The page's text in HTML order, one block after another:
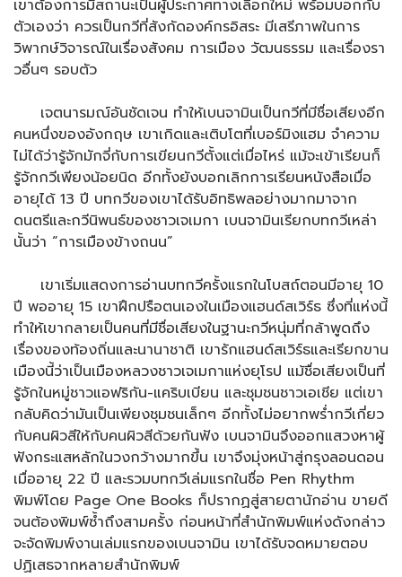
เขาต้องการมีสถานะเป็นผู้ประกาศทางเลือกใหม่ พร้อมบอกกับ
ตัวเองว่า ควรเป็นกวีที่สังกัดองค์กรอิสระ มีเสรีภาพในการ
วิพากษ์วิจารณ์ในเรื่องสังคม การเมือง วัฒนธรรม และเรื่องรา
วอื่นๆ รอบตัว
เจตนารมณ์อันชัดเจน ทำให้เบนจามินเป็นกวีที่มีชื่อเสียงอีก
คนหนึ่งของอังกฤษ เขาเกิดและเติบโตที่เบอร์มิงแฮม จำความ
ไม่ได้ว่ารู้จักมักจี่กับการเขียนกวีตั้งแต่เมื่อไหร่ แม้จะเข้าเรียนก็
รู้จักกวีเพียงน้อยนิด อีกทั้งยังบอกเลิกการเรียนหนังสือเมื่อ
อายุได้ 13 ปี บทกวีของเขาได้รับอิทธิพลอย่างมากมาจาก
ดนตรีและกวีนิพนธ์ของชาวเจเมกา เบนจามินเรียกบทกวีเหล่า
นั้นว่า “การเมืองข้างถนน”
เขาเริ่มแสดงการอ่านบทกวีครั้งแรกในโบสถ์ตอนมีอายุ 10
ปี พออายุ 15 เขาฝึกปรือตนเองในเมืองแฮนด์สเวิร์ธ ซึ่งที่แห่งนี้
ทำให้เขากลายเป็นคนที่มีชื่อเสียงในฐานะกวีหนุ่มที่กล้าพูดถึง
เรื่องของท้องถิ่นและนานาชาติ เขารักแฮนด์สเวิร์ธและเรียกขาน
เมืองนี้ว่าเป็นเมืองหลวงชาวเจเมกาแห่งยุโรป แม้ชื่อเสียงเป็นที่
รู้จักในหมู่ชาวแอฟริกัน-แคริบเบียน และชุมชนชาวเอเชีย แต่เขา
กลับคิดว่ามันเป็นเพียงชุมชนเล็กๆ อีกทั้งไม่อยากพร่ำกวีเกี่ยว
กับคนผิวสีให้กับคนผิวสีด้วยกันฟัง เบนจามินจึงออกแสวงหาผู้
ฟังกระแสหลักในวงกว้างมากขึ้น เขาจึงมุ่งหน้าสู่กรุงลอนดอน
เมื่ออายุ 22 ปี และรวมบทกวีเล่มแรกในชื่อ Pen Rhythm
พิมพ์โดย Page One Books ก็ปรากฏสู่สายตานักอ่าน ขายดี
จนต้องพิมพ์ซ้ำถึงสามครั้ง ก่อนหน้าที่สำนักพิมพ์แห่งดังกล่าว
จะจัดพิมพ์งานเล่มแรกของเบนจามิน เขาได้รับจดหมายตอบ
ปฏิเสธจากหลายสำนักพิมพ์